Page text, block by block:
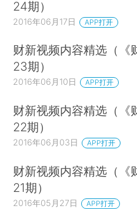
24期）
2016年06月17日 APP打开
财新视频内容精选（《
23期）
2016年06月10日 APP打开
财新视频内容精选（《
22期）
2016年06月03日 APP打开
财新视频内容精选（《
21期）
2016年05月27日 APP打开